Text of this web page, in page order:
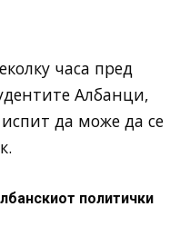
часа пред
Албанци,
да може да се
политички